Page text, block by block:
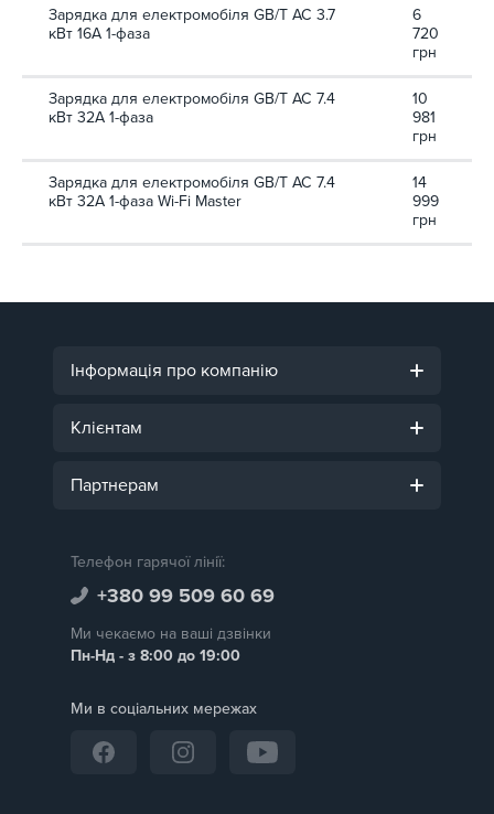
Зарядка для електромобіля GB/T AC 3.7
кВт 16A 1-фаза
6
720
грн
Зарядка для електромобіля GB/T AC 7.4
кВт 32A 1-фаза
10
981
грн
Зарядка для електромобіля GB/T AC 7.4
кВт 32A 1-фаза Wi-Fi Master
14
999
грн
Інформація про компанію
Клієнтам
Партнерам
Телефон гарячої лінії:
+380 99 509 60 69
Ми чекаємо на ваші дзвінки
Пн-Нд - з 8:00 до 19:00
Ми в соціальних мережах